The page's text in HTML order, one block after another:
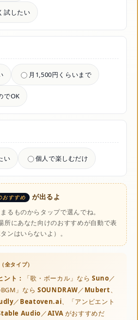
試したい
月1,500円くらいまで
でOK
い 個人で楽しむだけ
おすすめ が出るよ
るものからタップで選んでね。
所にあなた向けのおすすめが自動で表
ンはいらないよ）。
ント： 「歌・ボーカル」なら Suno／
」ならSOUNDRAW／ Mubert、
／ Beatoven.ai、「アンビエント
Audio／AIVA がおすすめだ